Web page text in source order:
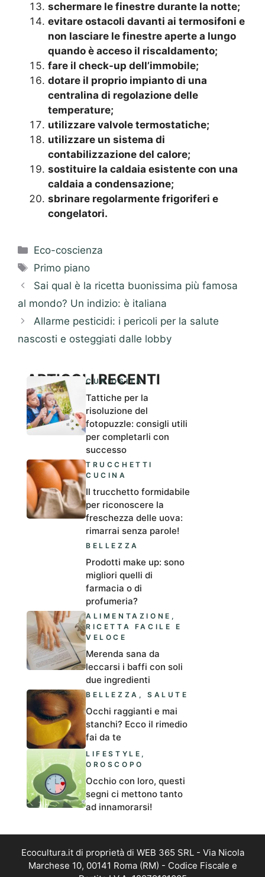
schermare le finestre durante la notte;
evitare ostacoli davanti ai termosifoni e
non lasciare le finestre aperte a lungo
quando è acceso il riscaldamento;
fare il check-up dell’immobile;
dotare il proprio impianto di una
centralina di regolazione delle
temperature;
utilizzare valvole termostatiche;
utilizzare un sistema di
contabilizzazione del calore;
sostituire la caldaia esistente con una
caldaia a condensazione;
sbrinare regolarmente frigoriferi e
congelatori.
Categorie
Eco-coscienza
Tag
Primo piano
Sai qual è la ricetta buonissima più famosa
al mondo? Un indizio: è italiana
Allarme pesticidi: i pericoli per la salute
nascosti e osteggiati dalle lobby
ARTICOLI RECENTI
CURIOSITÀ
Tattiche per la
risoluzione del
fotopuzzle: consigli utili
per completarli con
successo
TRUCCHETTI
CUCINA
Il trucchetto formidabile
per riconoscere la
freschezza delle uova:
rimarrai senza parole!
BELLEZZA
Prodotti make up: sono
migliori quelli di
farmacia o di
profumeria?
ALIMENTAZIONE ,
RICETTA FACILE E
VELOCE
Merenda sana da
leccarsi i baffi con soli
due ingredienti
BELLEZZA ,SALUTE
Occhi raggianti e mai
stanchi? Ecco il rimedio
fai da te
LIFESTYLE ,
OROSCOPO
Occhio con loro, questi
segni ci mettono tanto
ad innamorarsi!
Ecocultura.it di proprietà di WEB 365 SRL - Via Nicola
Marchese 10, 00141 Roma (RM) - Codice Fiscale e